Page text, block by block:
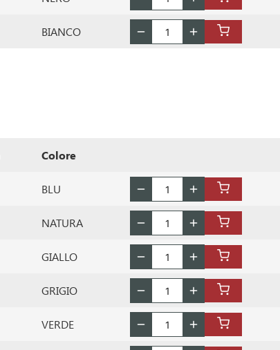
BIANCO
Colore
BLU
NATURA
GIALLO
GRIGIO
VERDE